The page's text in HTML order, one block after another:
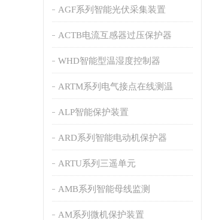
AGF系列智能光伏采集装置
ACTB电流互感器过压保护器
WHD智能型温湿度控制器
ARTM系列电气接点在线测温
ALP智能保护装置
ARD系列智能电动机保护器
ARTU系列三遥单元
AMB系列智能母线监测
AM系列微机保护装置